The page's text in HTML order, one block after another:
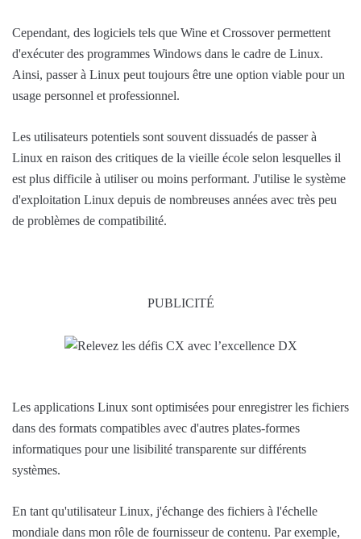
Cependant, des logiciels tels que Wine et Crossover permettent
d'exécuter des programmes Windows dans le cadre de Linux.
Ainsi, passer à Linux peut toujours être une option viable pour un
usage personnel et professionnel.
Les utilisateurs potentiels sont souvent dissuadés de passer à
Linux en raison des critiques de la vieille école selon lesquelles il
est plus difficile à utiliser ou moins performant. J'utilise le système
d'exploitation Linux depuis de nombreuses années avec très peu
de problèmes de compatibilité.
PUBLICITÉ
Les applications Linux sont optimisées pour enregistrer les fichiers
dans des formats compatibles avec d'autres plates-formes
informatiques pour une lisibilité transparente sur différents
systèmes.
En tant qu'utilisateur Linux, j'échange des fichiers à l'échelle
mondiale dans mon rôle de fournisseur de contenu. Par exemple,